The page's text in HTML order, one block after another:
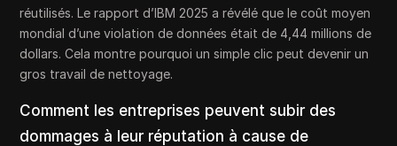
réutilisés. Le rapport d’IBM 2025 a révélé que le coût moyen
mondial d’une violation de données était de 4,44 millions de
dollars. Cela montre pourquoi un simple clic peut devenir un
gros travail de nettoyage.
Comment les entreprises peuvent subir des
dommages à leur réputation à cause de